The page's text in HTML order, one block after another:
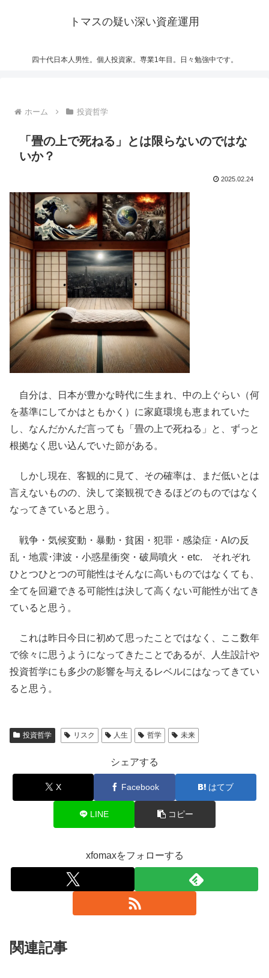
トマスの疑い深い資産運用
四十代日本人男性。個人投資家。専業1年目。日々勉強中です。
ホーム 投資哲学
「畳の上で死ねる」とは限らないのではな
いか？
2025.02.24
自分は、日本が豊かな時代に生まれ、中の上ぐらい（何
を基準にしてかはともかく）に家庭環境も恵まれていた
し、なんだかんだ言っても「畳の上で死ねる」と、ずっと
根拠なく思い込んでいた節がある。
しかし現在、客観的に見て、その確率は、まだ低いとは
言えないものの、決して楽観視できるほどのものではなく
なってきていると思う。
戦争・気候変動・暴動・貧困・犯罪・感染症・AIの反
乱・地震･津波・小惑星衝突・破局噴火・etc. それぞれ
ひとつひとつの可能性はそんなに高いものではなくても、
全てを回避できる可能性は決して高くない可能性が出てき
ていると思う。
これは昨日今日に初めて思ったことではなく、ここ数年
で徐々に思うようになってきたことであるが、人生設計や
投資哲学にも多少の影響を与えるレベルにはなってきてい
ると思う。
投資哲学 リスク 人生 哲学 未来
シェアする
X Facebook はてブ
LINE コピー
xfomaxをフォローする
関連記事